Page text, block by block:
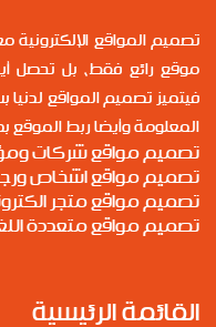
تصميم المواقع
موقع رائع فقط، بل تحصل
فيتميز تصميم المواقع
المعلومة وأيضا ربط الموقع
تصميم مواقع شركات
تصميم مواقع اشخاص
تصميم مواقع متجر
تصميم مواقع متعددة
القائمة الرئيسية